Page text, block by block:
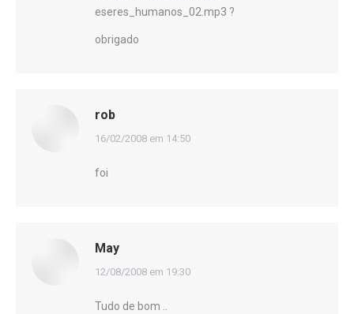
eseres_humanos_02.mp3 ?
obrigado
rob
disse:
16/02/2008 em 14:50
foi
May
disse:
12/08/2008 em 19:30
Tudo de bom ..